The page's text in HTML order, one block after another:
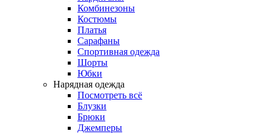
Комбинезоны
Костюмы
Платья
Сарафаны
Спортивная одежда
Шорты
Юбки
Нарядная одежда
Посмотреть всё
Блузки
Брюки
Джемперы